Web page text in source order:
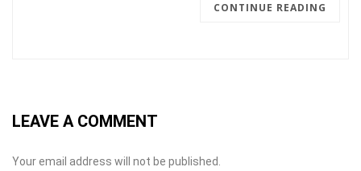
CONTINUE READING
LEAVE A COMMENT
Your email address will not be published.